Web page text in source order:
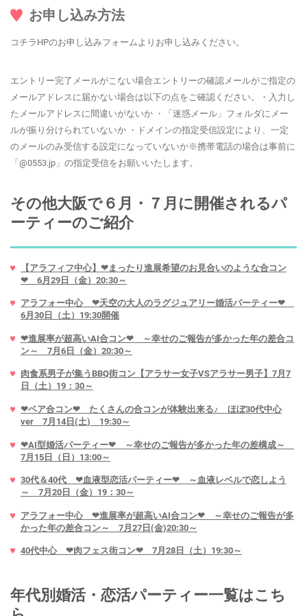
お申し込み方法
コチラHPのお申し込みフォームよりお申し込みください。
エントリー完了メールがこない場合エントリーの確認メールがご指定の
メールアドレスに届かない場合は以下の点をご確認ください。・入力し
たメールアドレスに間違いがないか ・「迷惑メール」フォルダにメー
ルが振り分けられていないか ・ドメインの指定受信設定により、一定
のメールのみ受信する設定になっていないか※携帯電話の場合は事前に
「@0553.jp」の指定受信をお願いいたします。
その他大阪で６月・７月に開催されるパ
ーティーのご紹介
【アラフィフ中心】❤まったり進展希望のお見合いのような合コン
❤ 6月29日（金）20:30～
アラフォー中心 ❤天空の大人のラグジュアリー婚活パーティー❤
6月30日（土）19:30開催
❤進展率が超高いAI合コン❤ ～幸せのご報告が多かった年の差合コ
ン～ 7月6日（金）20:30～
肉食系男子が集うBBQ街コン【アラサー女子VSアラサー男子】7月7
日（土）19：30～
❤ペア合コン❤ たくさんの合コンが体験出来る♪ ほぼ30代中心
ver 7月14日(土) 19:30～
❤AI型婚活パーティー❤ ～幸せのご報告が多かった年の差構成～
7月15日（日）13:00～
30代＆40代 ❤血液型恋活パーティー❤ ～血液レベルで恋しよう
～ 7月20日（金）19：30～
アラフォー中心 ❤進展率が超高いAI合コン❤ ～幸せのご報告が多
かった年の差合コン～ 7月27日(金)20:30～
40代中心 ❤肉フェス街コン❤ 7月28日（土）19:30～
年代別婚活・恋活パーティー一覧はこち